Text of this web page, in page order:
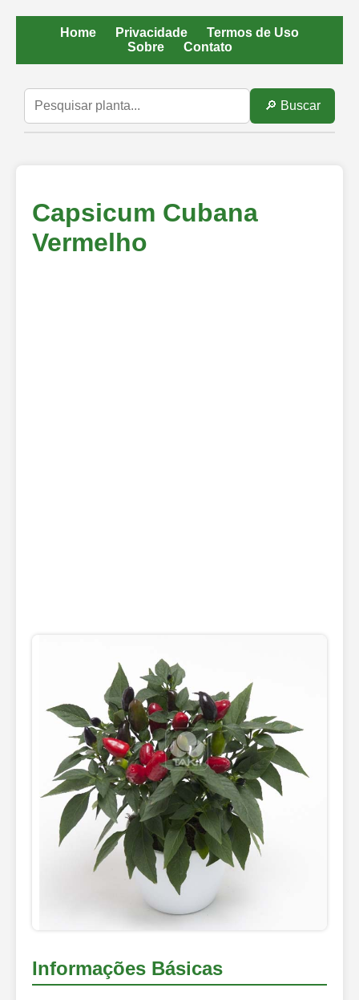
Home Privacidade
Termos de Uso
Sobre
Contato
🔎 Buscar
Capsicum Cubana
Vermelho
Informações Básicas